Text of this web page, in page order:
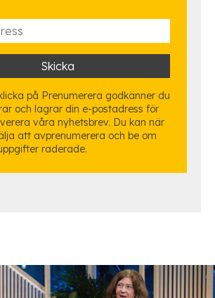
på Prenumerera godkänner du
och lagrar din e-postadress för
våra nyhetsbrev. Du kan när
att avprenumerera och be om
raderade.